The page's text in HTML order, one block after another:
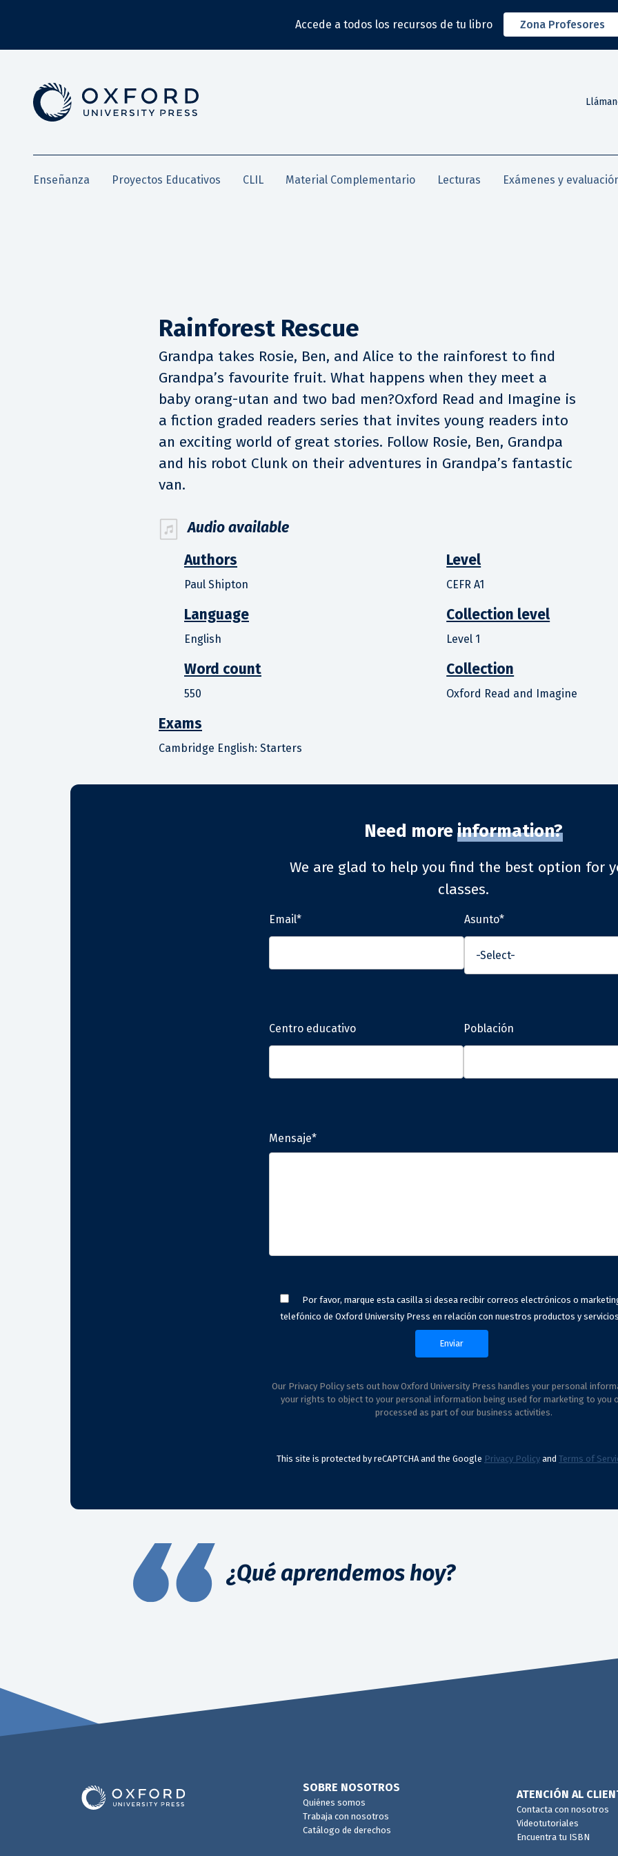
Accede a todos los recursos de tu libro Zona Profesores
Enseñanza Proyectos Educativos CLIL Material Complementario Lecturas Exámenes y
Rainforest Rescue
Grandpa takes Rosie, Ben, and Alice to the rainforest to find
Grandpa’s favourite fruit. What happens when they meet a
baby orang-utan and two bad men?Oxford Read and Imagine is
a fiction graded readers series that invites young readers into
an exciting world of great stories. Follow Rosie, Ben, Grandpa
and his robot Clunk on their adventures in Grandpa’s fantastic
van.
Audio available
Authors
Paul Shipton
Language
English
Word count
550
Level
CEFR A1
Collection level
Level 1
Collection
Oxford Read and Imagine
Exams
Cambridge English: Starters
Need moreinformation?
We are glad to help you find the best option for
classes.
Email* Asunto*
Centro educativo Población
Mensaje*
Por favor, marque esta casilla si desea recibir correos electrónicos o
telefónico de Oxford University Press en relación con nuestros productos y
Our Privacy Policy sets out how Oxford University Press handles your personal
your rights to object to your personal information being used for marketing to you
processed as part of our business activities.
This site is protected by reCAPTCHA and the Google Privacy Policy and Terms of
¿Qué aprendemos hoy?
SOBRE NOSOTROS
Quiénes somos
Trabaja con nosotros
Catálogo de derechos
ATENCIÓN AL
Contacta con nosotros
Videotutoriales
Encuentra tu ISBN